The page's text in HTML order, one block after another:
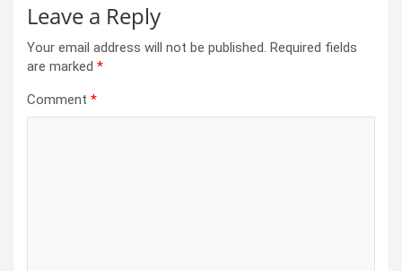
Leave a Reply
Your email address will not be published. Required fields
are marked *
Comment *